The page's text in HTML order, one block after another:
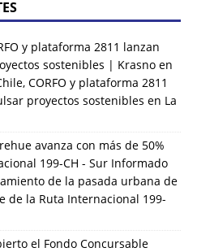
y plataforma 2811 lanzan
sostenibles | Krasno en
CORFO y plataforma 2811
proyectos sostenibles en La
avanza con más de 50%
199-CH - Sur Informado
de la pasada urbana de
de la Ruta Internacional 199-
el Fondo Concursable